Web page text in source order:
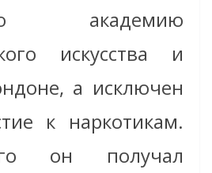
академию
искусства и
а исключен
к наркотикам.
он получал